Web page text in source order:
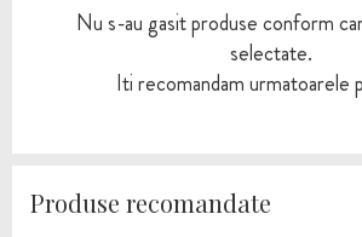
Nu s-au gasit produse conform
selectate.
Iti recomandam urmatoarele
Produse recomandate